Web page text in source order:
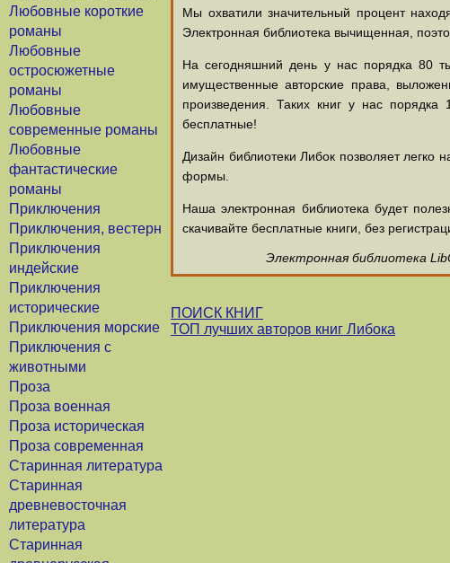
Любовные короткие
романы
Любовные
остросюжетные
романы
Любовные
современные романы
Любовные
фантастические
романы
Приключения
Приключения, вестерн
Приключения
индейские
Приключения
исторические
Приключения морские
Приключения с
животными
Проза
Проза военная
Проза историческая
Проза современная
Старинная литература
Старинная
древневосточная
литература
Старинная
Мы охватили значительный процент
Электронная библиотека вычищенная,
На сегодняшний день у нас порядка 80
имущественные авторские права,
произведения. Таких книг у нас порядка
бесплатные!
Дизайн библиотеки Либок позволяет
формы.
Наша электронная библиотека будет
скачивайте бесплатные книги, без
Электронная библиотека
ПОИСК КНИГ
ТОП лучших авторов книг Либока